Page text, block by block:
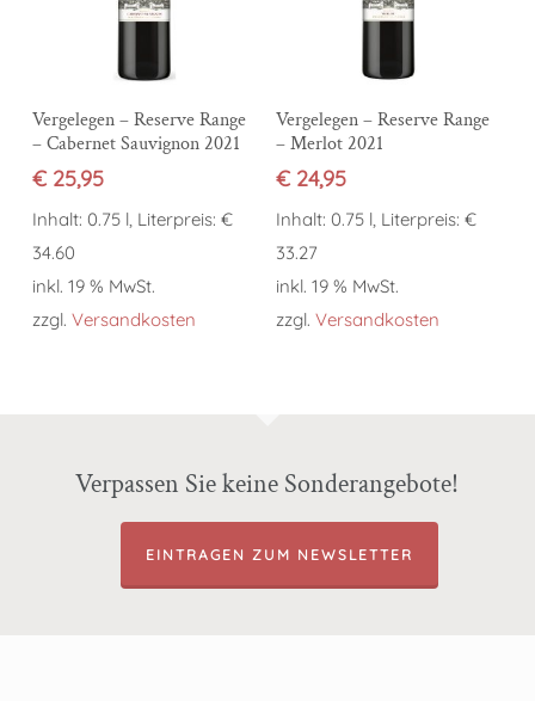
In den Warenkorb
Vergelegen – Reserve Range
– Cabernet Sauvignon 2021
€25,95
Inhalt: 0.75 l, Literpreis: €
34.60
inkl. 19 % MwSt.
zzgl. Versandkosten
In den Warenkorb
Vergelegen – Reserve Range
– Merlot 2021
€24,95
Inhalt: 0.75 l, Literpreis: €
33.27
inkl. 19 % MwSt.
zzgl.Versandkosten
Verpassen Sie keine Sonderangebote!
EINTRAGEN ZUM NEWSLETTER